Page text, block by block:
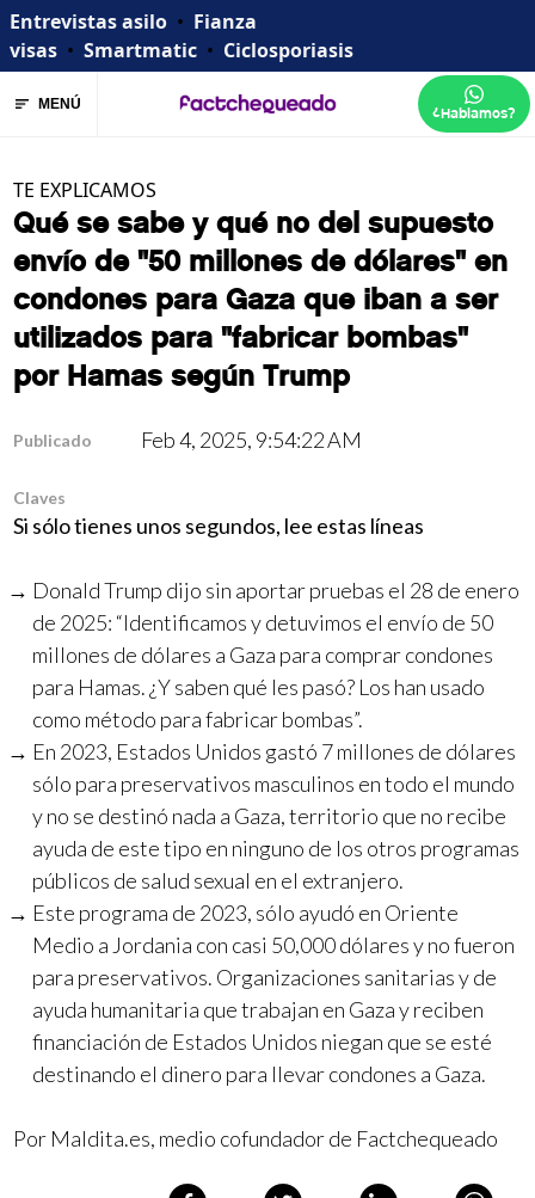
Entrevistas asilo • Fianza
visas • Smartmatic • Ciclosporiasis
MENÚ ¿Hablamos?
TE EXPLICAMOS
Qué se sabe y qué no del supuesto
envío de "50 millones de dólares" en
condones para Gaza que iban a ser
utilizados para "fabricar bombas"
por Hamas según Trump
Publicado Feb 4, 2025, 9:54:22 AM
Claves
Si sólo tienes unos segundos, lee estas líneas
Donald Trump dijo sin aportar pruebas el 28 de enero
de 2025: “Identificamos y detuvimos el envío de 50
millones de dólares a Gaza para comprar condones
para Hamas. ¿Y saben qué les pasó? Los han usado
como método para fabricar bombas”.
En 2023, Estados Unidos gastó 7 millones de dólares
sólo para preservativos masculinos en todo el mundo
y no se destinó nada a Gaza, territorio que no recibe
ayuda de este tipo en ninguno de los otros programas
públicos de salud sexual en el extranjero.
Este programa de 2023, sólo ayudó en Oriente
Medio a Jordania con casi 50,000 dólares y no fueron
para preservativos. Organizaciones sanitarias y de
ayuda humanitaria que trabajan en Gaza y reciben
financiación de Estados Unidos niegan que se esté
destinando el dinero para llevar condones a Gaza.
Por Maldita.es, medio cofundador de Factchequeado